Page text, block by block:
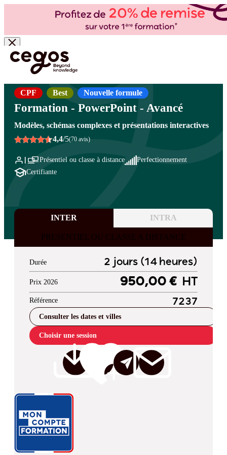
Skip to main content
Vous êtes ici : Accueil >Cegos, organisme de formation à Paris et en régions
- PAO/CAO> Logiciels bureautique
CPF Best Nouvelle formule
Formation - PowerPoint - Avancé
Modèles, schémas complexes et présentations interactives
4,4/5(70 avis)
Présentiel ou classe à distance
Perfectionnement
Certifiante
INTER INTRA
PRESENTIEL OU CLASSE A DISTANCE
Durée 2 jours (14 heures)
Prix 2026 950,00 € HT
Référence 7237
Consulter les dates et villes
Choisir une session